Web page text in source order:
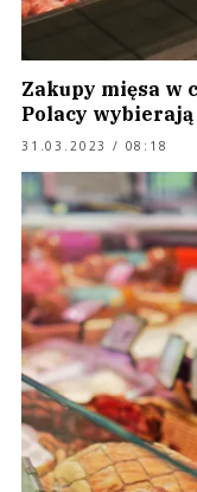
Zakupy mięsa w
Polacy
31.03.2023 / 08:18